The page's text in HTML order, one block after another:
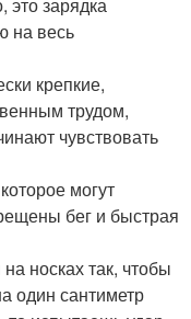
на весь
крепкие,
трудом,
чувствовать
могут
бег и быстрая
носках так, чтобы
один сантиметр